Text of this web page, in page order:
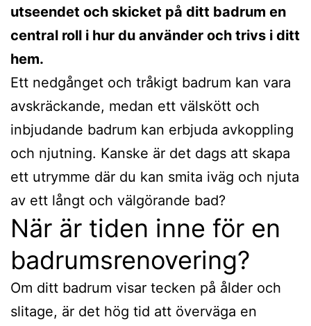
utseendet och skicket på ditt badrum en
central roll i hur du använder och trivs i ditt
hem.
Ett nedgånget och tråkigt badrum kan vara
avskräckande, medan ett välskött och
inbjudande badrum kan erbjuda avkoppling
och njutning. Kanske är det dags att skapa
ett utrymme där du kan smita iväg och njuta
av ett långt och välgörande bad?
När är tiden inne för en
badrumsrenovering?
Om ditt badrum visar tecken på ålder och
slitage, är det hög tid att överväga en